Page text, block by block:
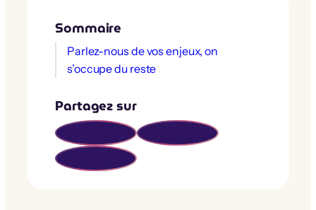
Sommaire
Parlez-nous de vos enjeux, on
s’occupe du reste
Partagez sur